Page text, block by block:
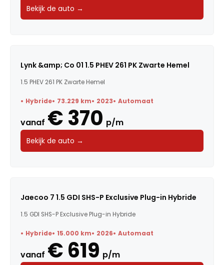
Bekijk de auto →
Lynk &amp; Co 01 1.5 PHEV 261 PK Zwarte Hemel
1.5 PHEV 261 PK Zwarte Hemel
Hybride 73.229 km 2023 Automaat
vanaf € 370 p/m
Bekijk de auto →
Jaecoo 7 1.5 GDI SHS-P Exclusive Plug-in Hybride
1.5 GDI SHS-P Exclusive Plug-in Hybride
Hybride 15.000 km 2026 Automaat
vanaf € 619 p/m